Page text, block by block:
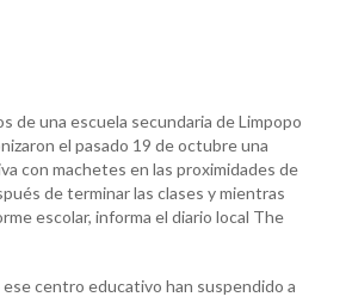
de una escuela secundaria de Limpopo
el pasado 19 de octubre una
con machetes en las proximidades de
de terminar las clases y mientras
escolar, informa el diario local The
centro educativo han suspendido a